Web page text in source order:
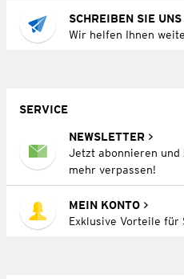
SCHREIBEN SIE UNS
Wir helfen Ihnen
SERVICE
NEWSLETTER
Jetzt abonnieren und
mehr verpassen!
MEIN KONTO
Exklusive Vorteile für